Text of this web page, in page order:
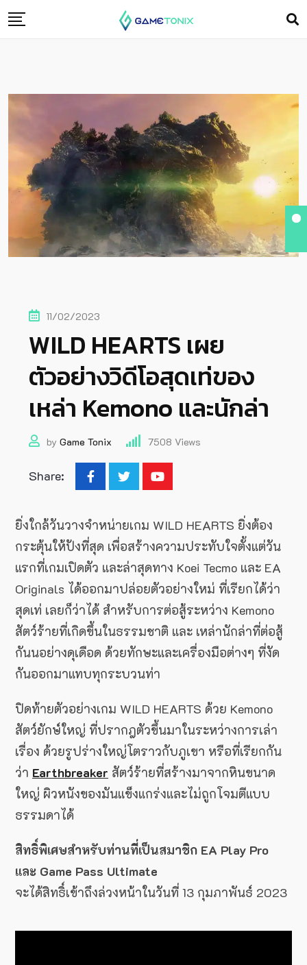
11/02/2023
WILD HEARTS เผย
ตัวอย่างวิดีโอสุดเท่ของ
เหล่า Kemono และนักล่า
by Game Tonix 7508 Views
Share:
ยิ่งใกล้วันวางจำหน่ายเกม WILD HEARTS ยิ่งต้อง
กระตุ้นให้ปังที่สุด เพื่อสร้างความประทับใจตั้งแต่วัน
แรกที่เกมเปิดตัว และล่าสุดทาง Koei Tecmo และ EA
Originals ได้ออกมาปล่อยตัวอย่างใหม่ ที่เรียกได้ว่า
สุดเท่ เลยก็ว่าได้ สำหรับการต่อสู้ระหว่าง Kemono
สัตว์ร้ายที่เกิดขึ้นในธรรมชาติ และ เหล่านักล่าที่ต่อสู้
กันนอย่างดุเดือด ด้วยทักษะและเครื่องมือต่างๆ ที่งัด
กันออกมาแทบทุกระบวนท่า
ปิดท้ายตัวอย่างเกม WILD HEARTS ด้วย Kemono
สัตว์ยักษ์ใหญ่ ที่ปรากฎตัวขึ้นมาในระหว่างการเล่า
เรื่อง ด้วยรูปร่างใหญ่โตราวกับภูเขา หรือที่เรียกกัน
ว่า Earthbreaker สัตว์ร้ายที่สร้างมาจากหินขนาด
ใหญ่ ผิวหนังของมันแข็งแกร่งและไม่ถูกโจมตีแบบ
ธรรมดาได้
สิทธิ์พิเศษสำหรับท่านที่เป็นสมาชิก EA Play Pro
และ Game Pass Ultimate
จะได้สิทธิ์เข้าถึงล่วงหน้าในวันที่ 13 กุมภาพันธ์ 2023